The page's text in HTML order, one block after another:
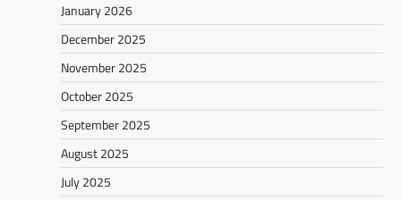
January 2026
December 2025
November 2025
October 2025
September 2025
August 2025
July 2025